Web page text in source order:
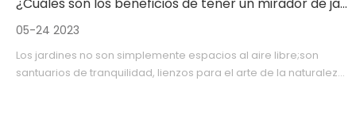
¿Cuáles son los beneficios de tener un mirador de jardín permanente en su jardín?
05-24 2023
Los jardines no son simplemente espacios al aire libre;son
santuarios de tranquilidad, lienzos para el arte de la naturaleza